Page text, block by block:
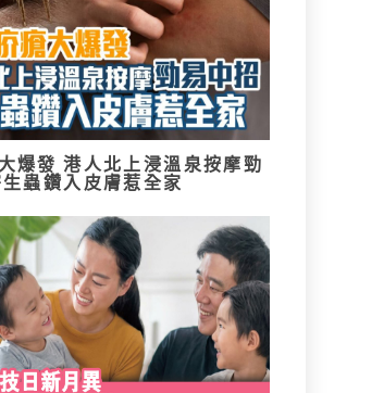
爆發 港人北上浸溫泉按摩勁
蟲鑽入皮膚惹全家